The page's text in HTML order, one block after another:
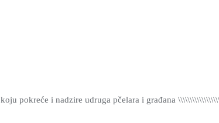
koju pokreće i nadzire udruga pčelara i građana